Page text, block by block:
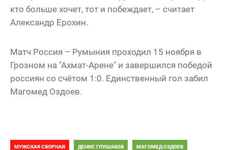
кто больше хочет, тот и побеждает, – считает
Александр Ерохин.
Матч Россия – Румыния проходил 15 ноября в
Грозном на "Ахмат-Арене" и завершился победой
россиян со счётом 1:0. Единственный гол забил
Магомед Оздоев.
МУЖСКАЯ СБОРНАЯ ДЕНИС ГЛУШАКОВ МАГОМЕД ОЗДОЕВ